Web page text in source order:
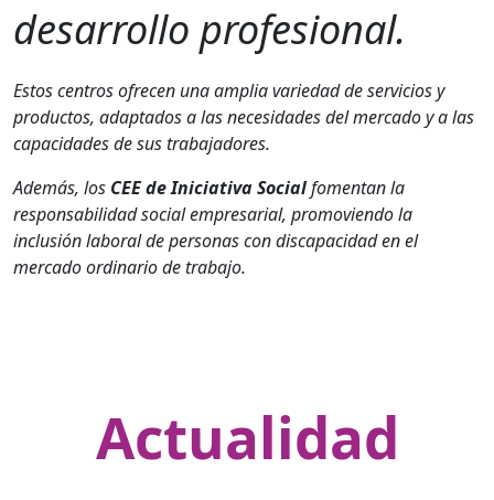
desarrollo profesional.
Estos centros ofrecen una amplia variedad de servicios y
productos, adaptados a las necesidades del mercado y a las
capacidades de sus trabajadores.
Además, los CEE de Iniciativa Socialfomentan la
responsabilidad social empresarial, promoviendo la
inclusión laboral de personas con discapacidad en el
mercado ordinario de trabajo.
Actualidad